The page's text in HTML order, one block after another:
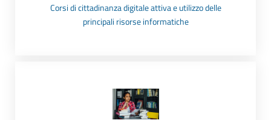
Corsi di cittadinanza digitale attiva e utilizzo delle
principali risorse informatiche